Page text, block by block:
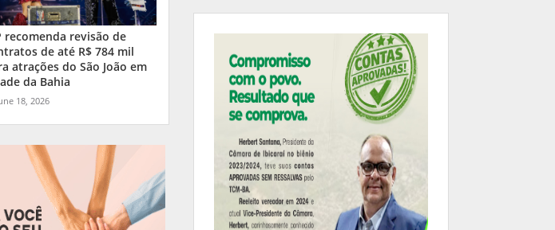
recomenda revisão de
de até R$ 784 mil
atrações do São João em
da Bahia
18, 2026